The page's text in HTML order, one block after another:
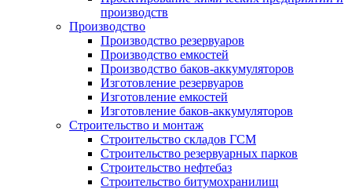
производств
Производство
Производство резервуаров
Производство емкостей
Производство баков-аккумуляторов
Изготовление резервуаров
Изготовление емкостей
Изготовление баков-аккумуляторов
Строительство и монтаж
Строительство складов ГСМ
Строительство резервуарных парков
Строительство нефтебаз
Строительство битумохранилищ